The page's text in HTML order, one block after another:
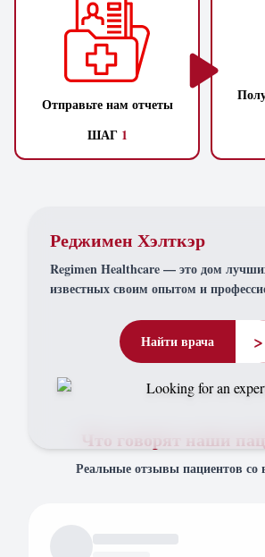
Отправьте нам отчеты
ШАГ 1
Реджимен Хэлткэр
Regimen Healthcare — это дом
известных своим опытом и
Найти врача >
Что говорят наши
Реальные отзывы пациентов со